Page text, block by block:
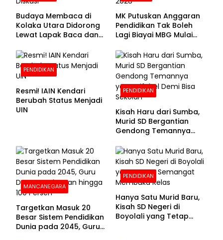
Budaya Membaca di
Kolaka Utara Didorong
Lewat Lapak Baca dan
MK Putuskan Anggaran
Pendidikan Tak Boleh
Lagi Biayai MBG Mulai
PENDIDIKAN
Resmi! IAIN Kendari
Berubah Status Menjadi
UIN
PENDIDIKAN
Kisah Haru dari Sumba,
Murid SD Bergantian
Gendong Temannya
Sekolah
MANCANEGARA
Targetkan Masuk 20
Besar Sistem Pendidikan
Dunia pada 2045, Guru
PENDIDIKAN
Hanya Satu Murid Baru,
Kisah SD Negeri di
Boyolali yang Tetap